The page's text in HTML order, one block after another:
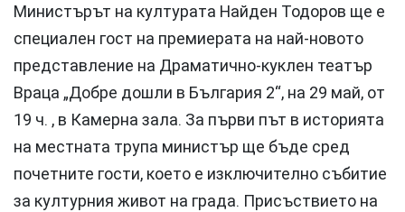
Министърът на културата Найден Тодоров ще е
специален гост на премиерата на най-новото
представление на Драматично-куклен театър
Враца „Добре дошли в България 2“, на 29 май, от
19 ч. , в Камерна зала. За първи път в историята
на местната трупа министър ще бъде сред
почетните гости, което е изключително събитие
за културния живот на града. Присъствието на